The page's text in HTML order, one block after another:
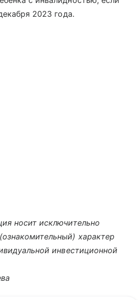
2023 года.
носит исключительно
характер
инвестиционной